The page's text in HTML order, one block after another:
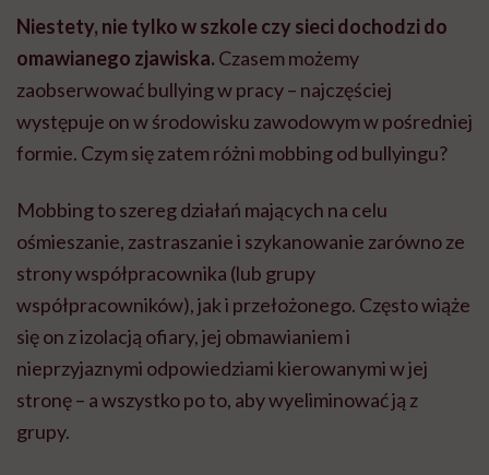
Niestety, nie tylko w szkole czy sieci dochodzi do
omawianego zjawiska. Czasem możemy
zaobserwować bullying w pracy – najczęściej
występuje on w środowisku zawodowym w pośredniej
formie. Czym się zatem różni mobbing od bullyingu?
Mobbing to szereg działań mających na celu
ośmieszanie, zastraszanie i szykanowanie zarówno ze
strony współpracownika (lub grupy
współpracowników), jak i przełożonego. Często wiąże
się on z izolacją ofiary, jej obmawianiem i
nieprzyjaznymi odpowiedziami kierowanymi w jej
stronę – a wszystko po to, aby wyeliminować ją z
grupy.